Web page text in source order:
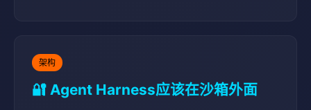
架构
🔐 Agent Harness应该在沙箱外面